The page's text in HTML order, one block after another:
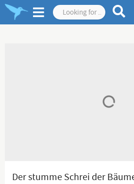
Der stumme Schrei der